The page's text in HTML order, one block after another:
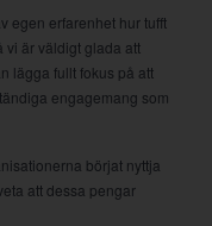
egen erfarenhet hur tufft
vi är väldigt glada att
lägga fullt fokus på att
engagemang som
börjat nyttja
att dessa pengar